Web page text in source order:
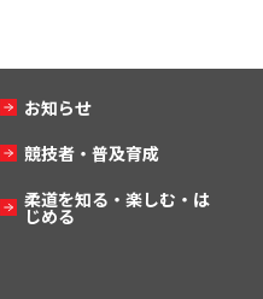
お知らせ
競技者・普及育成
柔道を知る・楽しむ・は
じめる